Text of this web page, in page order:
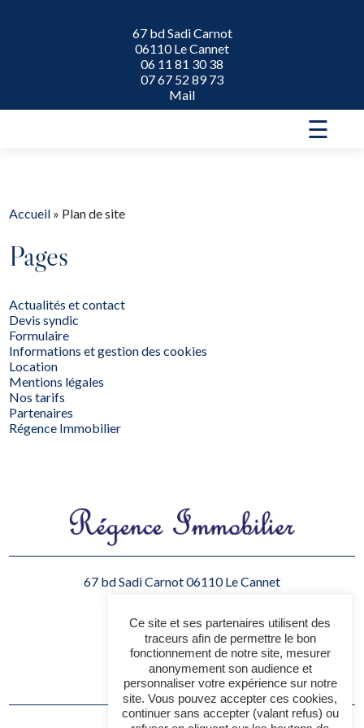
67 bd Sadi Carnot
06110 Le Cannet
06 11 81 30 38
07 67 52 89 73
Mail
☰
Accueil » Plan de site
Pages
Actualités et contact
Devis syndic
Formulaire
Informations et gestion des cookies
Location
Mentions légales
Nos tarifs
Partenaires
Régence Immobilier
67 bd Sadi Carnot06110 Le Cannet
07 67 52 89 73
accueil@regencimmo.fr
Contactez-nous
Ce site et ses partenaires utilisent des
traceurs afin de permettre le bon
fonctionnement de notre site, mesurer
anonymement son audience et
personnaliser votre expérience sur notre
site. Vous pouvez accepter ces cookies,
continuer sans accepter (valant refus) ou